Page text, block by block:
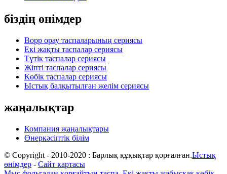
біздің өнімдер
Bopp орау таспаларының сериясы
Екі жақты таспалар сериясы
Түтік таспалар сериясы
Жіпті таспалар сериясы
Көбік таспалар сериясы
Ыстық балқытылған желім сериясы
жаңалықтар
Компания жаңалықтары
Өнеркәсіптік білім
© Copyright - 2010-2020 : Барлық құқықтар қорғалған.Ыстық
өнімдер - Сайт картасы